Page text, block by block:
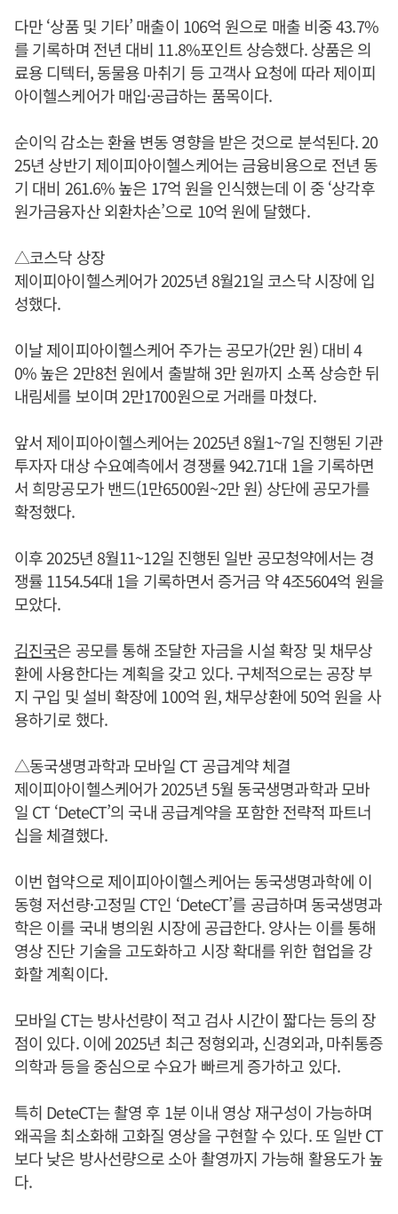
다만 ‘상품 및 기타’ 매출이 106억 원으로 매출 비중 43.7%
를 기록하며 전년 대비 11.8%포인트 상승했다. 상품은 의
료용 디텍터, 동물용 마취기 등 고객사 요청에 따라 제이피
아이헬스케어가 매입·공급하는 품목이다.
순이익 감소는 환율 변동 영향을 받은 것으로 분석된다. 20
25년 상반기 제이피아이헬스케어는 금융비용으로 전년 동
기 대비 261.6% 높은 17억 원을 인식했는데 이 중 ‘상각후
원가금융자산 외환차손’으로 10억 원에 달했다.
△코스닥 상장
제이피아이헬스케어가 2025년 8월21일 코스닥 시장에 입
성했다.
이날 제이피아이헬스케어 주가는 공모가(2만 원) 대비 4
0% 높은 2만8천 원에서 출발해 3만 원까지 소폭 상승한 뒤
내림세를 보이며 2만1700원으로 거래를 마쳤다.
앞서 제이피아이헬스케어는 2025년 8월1~7일 진행된 기관
투자자 대상 수요예측에서 경쟁률 942.71대 1을 기록하면
서 희망공모가 밴드(1만6500원~2만 원) 상단에 공모가를
확정했다.
이후 2025년 8월11~12일 진행된 일반 공모청약에서는 경
쟁률 1154.54대 1을 기록하면서 증거금 약 4조5604억 원을
모았다.
김진국은 공모를 통해 조달한 자금을 시설 확장 및 채무상
환에 사용한다는 계획을 갖고 있다. 구체적으로는 공장 부
지 구입 및 설비 확장에 100억 원, 채무상환에 50억 원을 사
용하기로 했다.
△동국생명과학과 모바일 CT 공급계약 체결
제이피아이헬스케어가 2025년 5월 동국생명과학과 모바
일 CT ‘DeteCT’의 국내 공급계약을 포함한 전략적 파트너
십을 체결했다.
이번 협약으로 제이피아이헬스케어는 동국생명과학에 이
동형 저선량·고정밀 CT인 ‘DeteCT’를 공급하며 동국생명과
학은 이를 국내 병의원 시장에 공급한다. 양사는 이를 통해
영상 진단 기술을 고도화하고 시장 확대를 위한 협업을 강
화할 계획이다.
모바일 CT는 방사선량이 적고 검사 시간이 짧다는 등의 장
점이 있다. 이에 2025년 최근 정형외과, 신경외과, 마취통증
의학과 등을 중심으로 수요가 빠르게 증가하고 있다.
특히 DeteCT는 촬영 후 1분 이내 영상 재구성이 가능하며
왜곡을 최소화해 고화질 영상을 구현할 수 있다. 또 일반 CT
보다 낮은 방사선량으로 소아 촬영까지 가능해 활용도가 높
다.